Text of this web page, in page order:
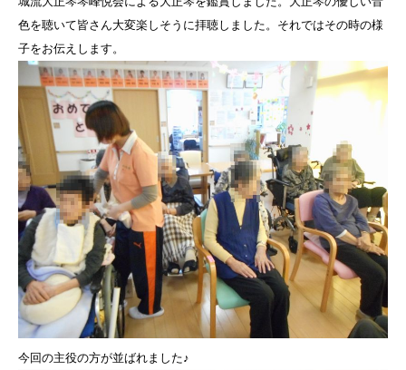
色を聴いて皆さん大変楽しそうに拝聴しました。それではその時の様
子をお伝えします。
今回の主役の方が並ばれました♪